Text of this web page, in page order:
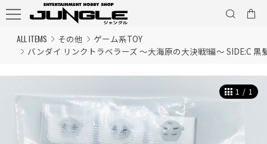
ALL ITEMS その他
ゲーム系TOY
バンダイ リンクトラベラーズ ～大海原の大決戦!編～ SIDE:C 黒
1 / 1